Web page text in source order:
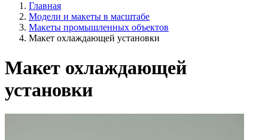
Главная
Модели и макеты в масштабе
Макеты промышленных объектов
Макет охлаждающей установки
Макет охлаждающей
установки